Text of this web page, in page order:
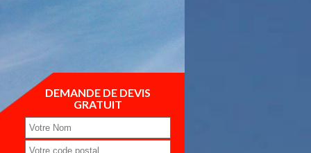
DEMANDE DE DEVIS
GRATUIT